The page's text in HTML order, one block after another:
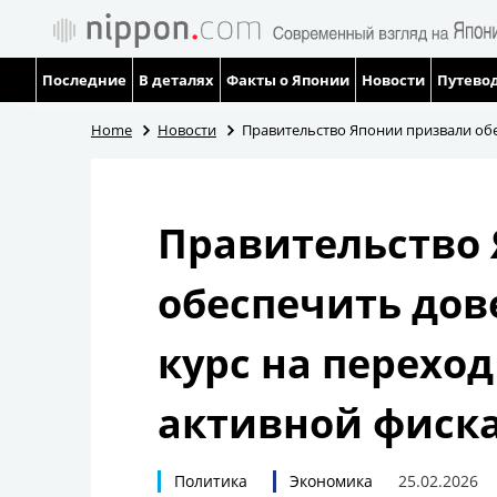
Последние В деталях Факты о Японии Новости
Home Новости Правительство Японии призвали
обеспечить
курс на
активной
Политика Экономика 25.02.2026